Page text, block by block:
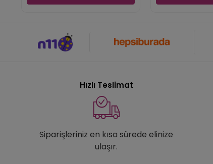
Hızlı Teslimat
Siparişleriniz en kısa sürede elinize
ulaşır.